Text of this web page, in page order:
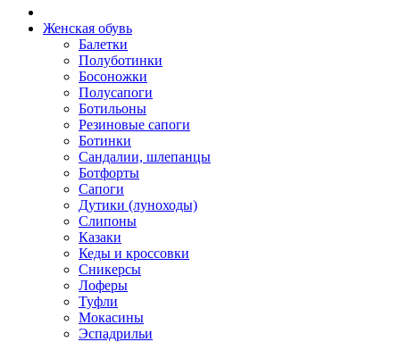
Женская обувь
Балетки
Полуботинки
Босоножки
Полусапоги
Ботильоны
Резиновые сапоги
Ботинки
Сандалии, шлепанцы
Ботфорты
Сапоги
Дутики (луноходы)
Слипоны
Казаки
Кеды и кроссовки
Сникерсы
Лоферы
Туфли
Мокасины
Эспадрильи